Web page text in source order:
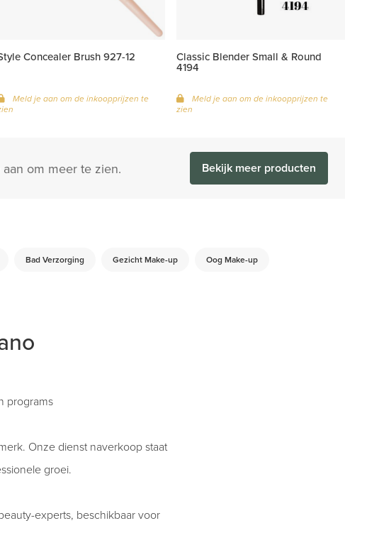
Concealer Brush 927-12
Meld je aan om de inkoopprijzen te
Classic Blender Small & Round
4194
Meld je aan om de inkoopprijzen te
zien
om meer te zien. Bekijk meer producten
Bad Verzorging Gezicht Make-up Oog Make-up
programs
Onze dienst naverkoop staat
groei.
experts, beschikbaar voor